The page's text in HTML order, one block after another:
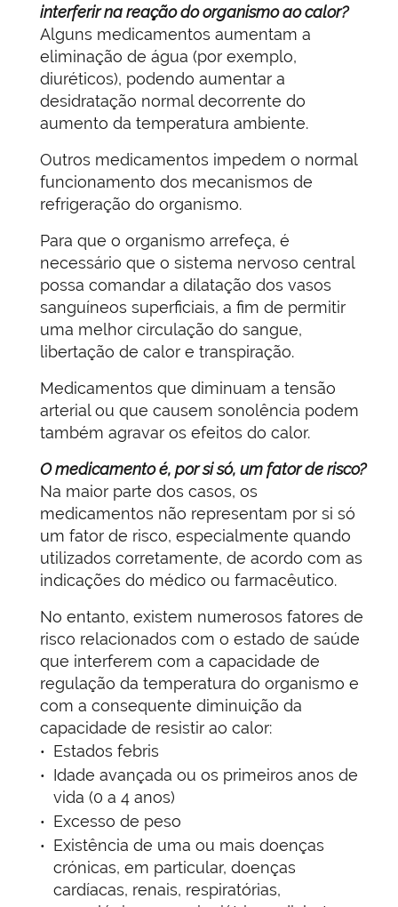
interferir na reação do organismo ao calor?
Alguns medicamentos aumentam a
eliminação de água (por exemplo,
diuréticos), podendo aumentar a
desidratação normal decorrente do
aumento da temperatura ambiente.
Outros medicamentos impedem o normal
funcionamento dos mecanismos de
refrigeração do organismo.
Para que o organismo arrefeça, é
necessário que o sistema nervoso central
possa comandar a dilatação dos vasos
sanguíneos superficiais, a fim de permitir
uma melhor circulação do sangue,
libertação de calor e transpiração.
Medicamentos que diminuam a tensão
arterial ou que causem sonolência podem
também agravar os efeitos do calor.
O medicamento é, por si só, um fator de risco?
Na maior parte dos casos, os
medicamentos não representam por si só
um fator de risco, especialmente quando
utilizados corretamente, de acordo com as
indicações do médico ou farmacêutico.
No entanto, existem numerosos fatores de
risco relacionados com o estado de saúde
que interferem com a capacidade de
regulação da temperatura do organismo e
com a consequente diminuição da
capacidade de resistir ao calor:
Estados febris
Idade avançada ou os primeiros anos de
vida (0 a 4 anos)
Excesso de peso
Existência de uma ou mais doenças
crónicas, em particular, doenças
cardíacas, renais, respiratórias,